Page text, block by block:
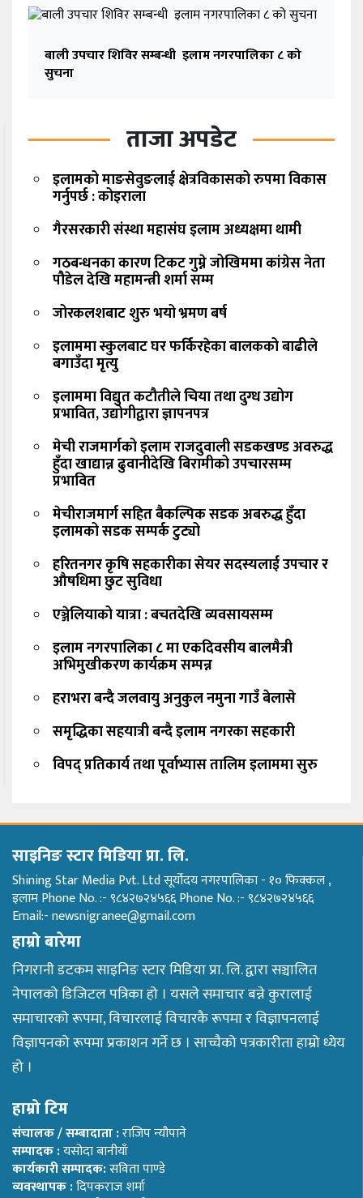
बाली उपचार शिविर सम्बन्धी इलाम नगरपालिका ८ को
सुचना
ताजा अपडेट
इलामको माङसेवुङलाई क्षेत्रविकासको रुपमा विकास
गर्नुपर्छ : कोइराला
गैरसरकारी संस्था महासंघ इलाम अध्यक्षमा थामी
गठबन्धनका कारण टिकट गुम्ने जोखिममा कांग्रेस नेता
पौडेल देखि महामन्त्री शर्मा सम्म
जोरकलशबाट शुरु भयो भ्रमण बर्ष
इलाममा स्कुलबाट घर फर्किरहेका बालकको बाढीले
बगाउँदा मृत्यु
इलाममा विद्युत कटौतीले चिया तथा दुग्ध उद्योग
प्रभावित, उद्योगीद्वारा ज्ञापनपत्र
मेची राजमार्गको इलाम राजदुवाली सडकखण्ड अवरुद्ध
हुँदा खाद्यान्न ढुवानीदेखि बिरामीको उपचारसम्म
प्रभावित
मेचीराजमार्ग सहित बैकल्पिक सडक अबरुद्ध हुँदा
इलामको सडक सम्पर्क टुट्यो
हरितनगर कृषि सहकारीका सेयर सदस्यलाई उपचार र
औषधिमा छुट सुविधा
एञ्जेलियाको यात्रा : बचतदेखि व्यवसायसम्म
इलाम नगरपालिका ८ मा एकदिवसीय बालमैत्री
अभिमुखीकरण कार्यक्रम सम्पन्न
हराभरा बन्दै जलवायु अनुकुल नमुना गाउँ बेलासे
समृद्धिका सहयात्री बन्दै इलाम नगरका सहकारी
विपद् प्रतिकार्य तथा पूर्वाभ्यास तालिम इलाममा सुरु
साइनिङ स्टार मिडिया प्रा. लि.
Shining Star Media Pvt. Ltd सूर्योदय नगरपालिका - १० फिक्कल ,
इलाम Phone No. :- ९८४२७२४५६६ Phone No. :- ९८४२७२४५६६
Email:- newsnigranee@gmail.com
हाम्रो बारेमा
निगरानी डटकम साइनिङ स्टार मिडिया प्रा. लि. द्वारा सञ्चालित
नेपालको डिजिटल पत्रिका हो । यसले समाचार बन्ने कुरालाई
समाचारको रूपमा, विचारलाई विचारकै रूपमा र विज्ञापनलाई
विज्ञापनको रूपमा प्रकाशन गर्ने छ । साच्चैको पत्रकारीता हाम्रो ध्येय
हो ।
हाम्रो टिम
संचालक / सम्बादाता :राजिप न्यौपाने
सम्पादक :यसोदा बानीयाँ
कार्यकारी सम्पादक:सविता पाण्डे
व्यवस्थापक :दिपकराज शर्मा